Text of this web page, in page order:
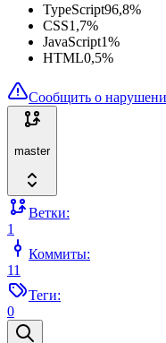
TypeScript96,8%
CSS1,7%
JavaScript1%
HTML0,5%
Сообщить о
master
Ветки:
1
Коммиты:
11
Теги:
0